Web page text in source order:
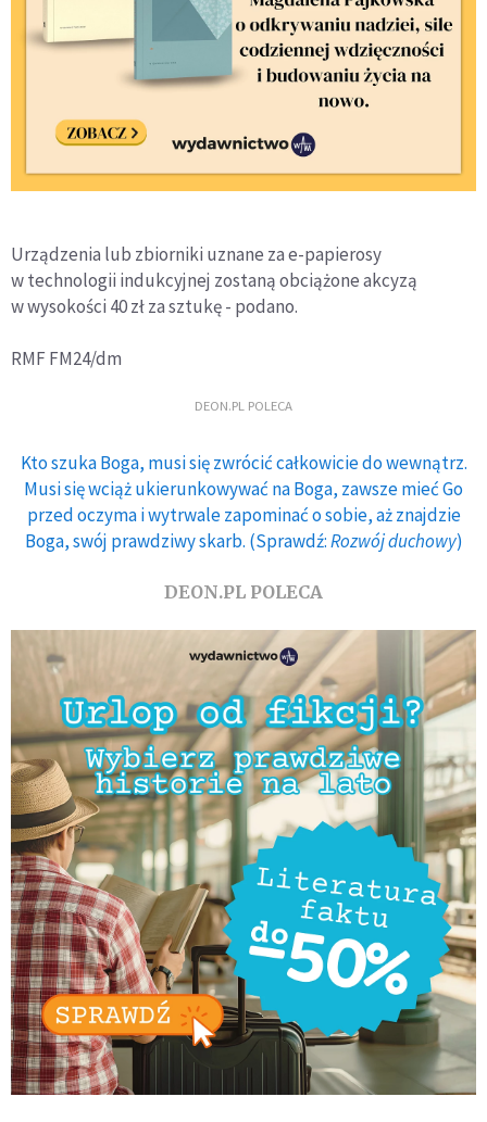
Urządzenia lub zbiorniki uznane za e-papierosy
w technologii indukcyjnej zostaną obciążone akcyzą
w wysokości 40 zł za sztukę - podano.
RMF FM24/dm
DEON.PL POLECA
Kto szuka Boga, musi się zwrócić całkowicie do wewnątrz.
Musi się wciąż ukierunkowywać na Boga, zawsze mieć Go
przed oczyma i wytrwale zapominać o sobie, aż znajdzie
Boga, swój prawdziwy skarb. (Sprawdź:Rozwój duchowy)
DEON.PL POLECA